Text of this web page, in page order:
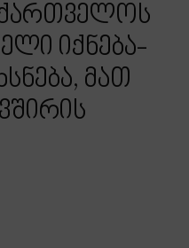
იქნება-
მათ